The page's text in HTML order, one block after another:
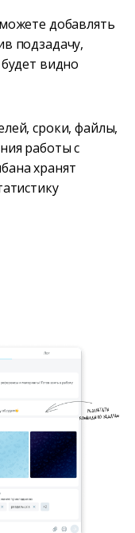
добавлять
подзадачу,
видно
сроки, файлы,
работы с
хранят